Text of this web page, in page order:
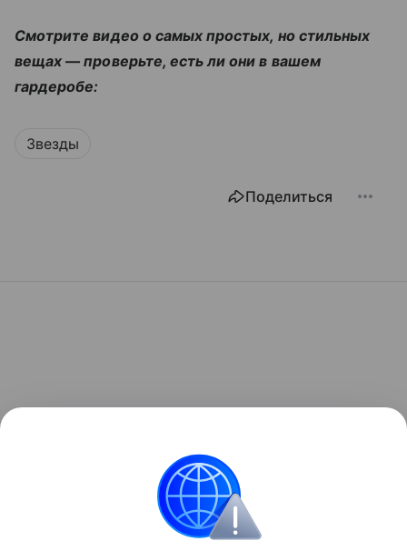
Смотрите видео о самых простых, но стильных
вещах — проверьте, есть ли они в вашем
гардеробе:
Звезды
Поделиться